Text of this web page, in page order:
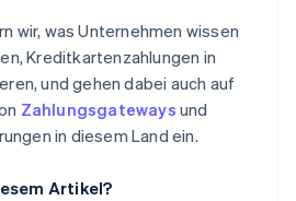
wir, was Unternehmen wissen
Kreditkartenzahlungen in
und gehen dabei auch auf
Zahlungsgateways und
in diesem Land ein.
Artikel?